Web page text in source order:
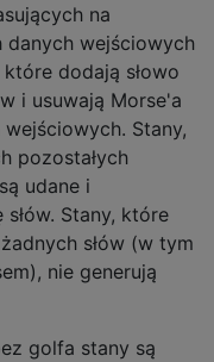
na
danych wejściowych
dodają słowo
i usuwają Morse'a
Stany,
pozostałych
udane i
Stany, które
słów (w tym
nie generują
golfa stany są